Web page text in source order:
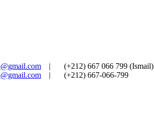
|
(+212) 667 066 799 (Ismail)
|
(+212) 667-066-799